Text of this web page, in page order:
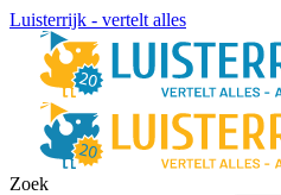
Luisterrijk - vertelt alles
Zoek